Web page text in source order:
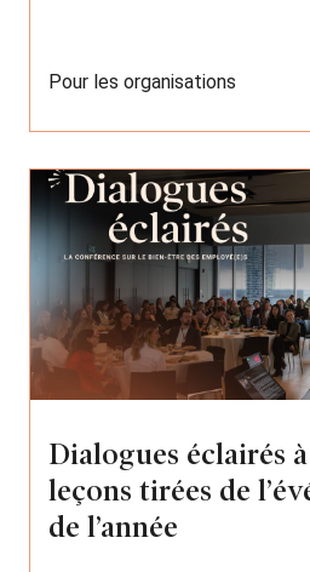
Pour les organisations
Dialogues éclairés
leçons tirées de
de l’année